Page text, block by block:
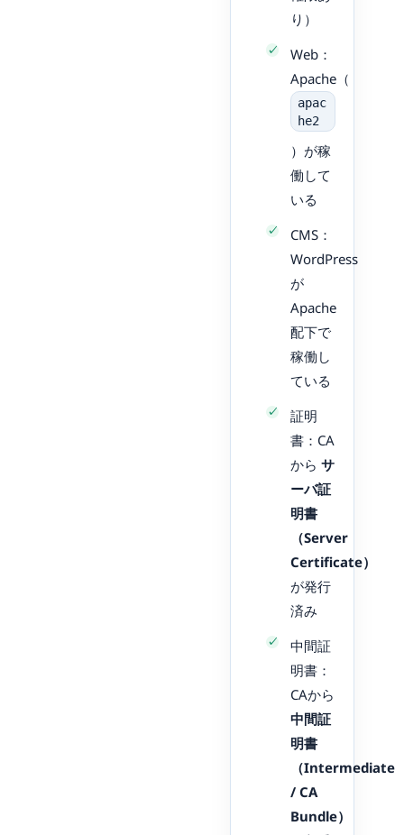
り）
Web：
Apache（
apac
he2
）が稼
働して
いる
CMS：
WordPress
が
Apache
配下で
稼働し
ている
証明
書：CA
から サ
ーバ証
明書
（Server
Certificate）
が発行
済み
中間証
明書：
CAから
中間証
明書
（Intermediate
/ CA
Bundle）